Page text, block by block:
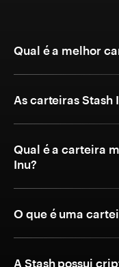
Qual é a melhor
As carteiras Stash
Qual é a carteira
Inu?
O que é uma
A Stash possui